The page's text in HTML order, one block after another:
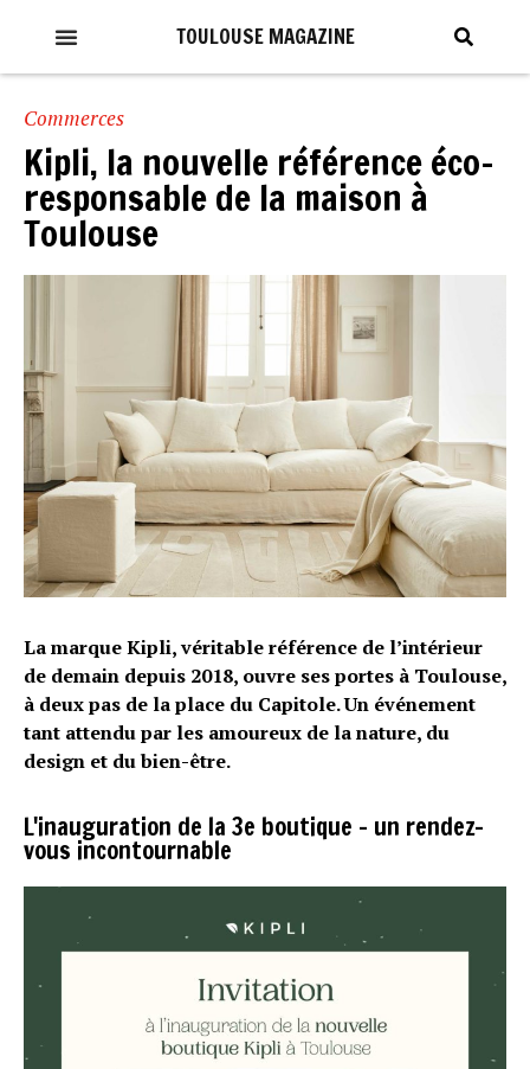
TOULOUSE MAGAZINE
Commerces
Kipli, la nouvelle référence éco-
responsable de la maison à
Toulouse
La marque Kipli, véritable référence de l’intérieur
de demain depuis 2018, ouvre ses portes à Toulouse,
à deux pas de la place du Capitole. Un événement
tant attendu par les amoureux de la nature, du
design et du bien-être.
L'inauguration de la 3e boutique - un rendez-
vous incontournable